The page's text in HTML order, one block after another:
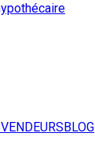
VENDEURSBLOG